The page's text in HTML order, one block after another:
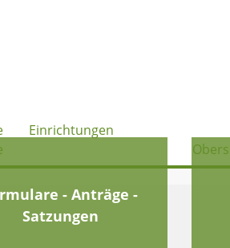
Einrichtungen
- Anträge -
Satzungen